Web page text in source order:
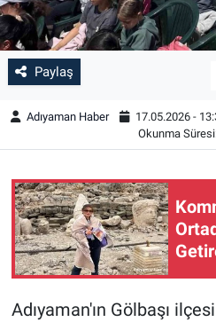
Paylaş
Adıyaman Haber 17.05.2026 -
Okunma
Adıyaman'ın Gölbaşı
Eğitim
Ekonomi
Çevre
BİLİM VE TEKNOLOJİ
Şambayat Haber